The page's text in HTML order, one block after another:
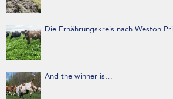
Die Ernährungskreis nach Weston
And the winner is…